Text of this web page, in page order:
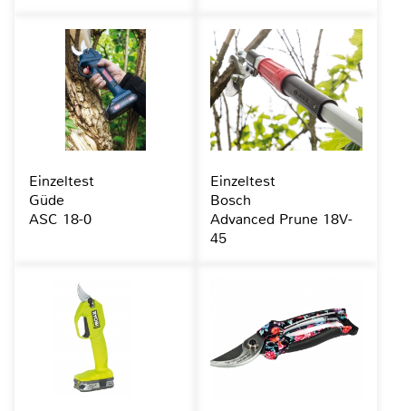
Einzeltest
Güde
ASC 18-0
Einzeltest
Bosch
Advanced Prune 18V-
45